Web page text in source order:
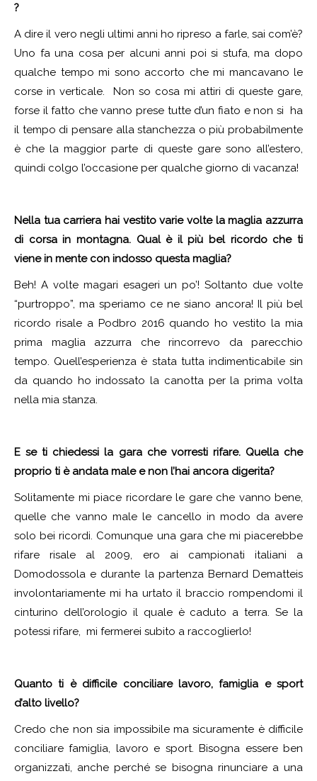
?
A dire il vero negli ultimi anni ho ripreso a farle, sai com’è?
Uno fa una cosa per alcuni anni poi si stufa, ma dopo
qualche tempo mi sono accorto che mi mancavano le
corse in verticale. Non so cosa mi attiri di queste gare,
forse il fatto che vanno prese tutte d’un fiato e non si ha
il tempo di pensare alla stanchezza o più probabilmente
è che la maggior parte di queste gare sono all’estero,
quindi colgo l’occasione per qualche giorno di vacanza!
Nella tua carriera hai vestito varie volte la maglia azzurra
di corsa in montagna. Qual è il più bel ricordo che ti
viene in mente con indosso questa maglia?
Beh! A volte magari esageri un po’! Soltanto due volte
“purtroppo”, ma speriamo ce ne siano ancora! Il più bel
ricordo risale a Podbro 2016 quando ho vestito la mia
prima maglia azzurra che rincorrevo da parecchio
tempo. Quell’esperienza è stata tutta indimenticabile sin
da quando ho indossato la canotta per la prima volta
nella mia stanza.
E se ti chiedessi la gara che vorresti rifare. Quella che
proprio ti è andata male e non l’hai ancora digerita?
Solitamente mi piace ricordare le gare che vanno bene,
quelle che vanno male le cancello in modo da avere
solo bei ricordi. Comunque una gara che mi piacerebbe
rifare risale al 2009, ero ai campionati italiani a
Domodossola e durante la partenza Bernard Dematteis
involontariamente mi ha urtato il braccio rompendomi il
cinturino dell’orologio il quale è caduto a terra. Se la
potessi rifare, mi fermerei subito a raccoglierlo!
Quanto ti è difficile conciliare lavoro, famiglia e sport
d’alto livello?
Credo che non sia impossibile ma sicuramente è difficile
conciliare famiglia, lavoro e sport. Bisogna essere ben
organizzati, anche perché se bisogna rinunciare a una